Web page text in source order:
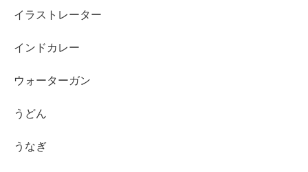
イラストレーター
インドカレー
ウォーターガン
うどん
うなぎ